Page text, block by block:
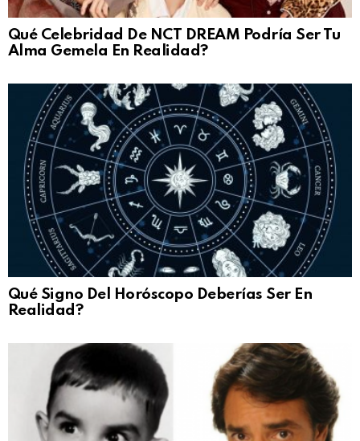
Qué Celebridad De NCT DREAM Podría Ser Tu
Alma Gemela En Realidad?
Qué Signo Del Horóscopo Deberías Ser En
Realidad?